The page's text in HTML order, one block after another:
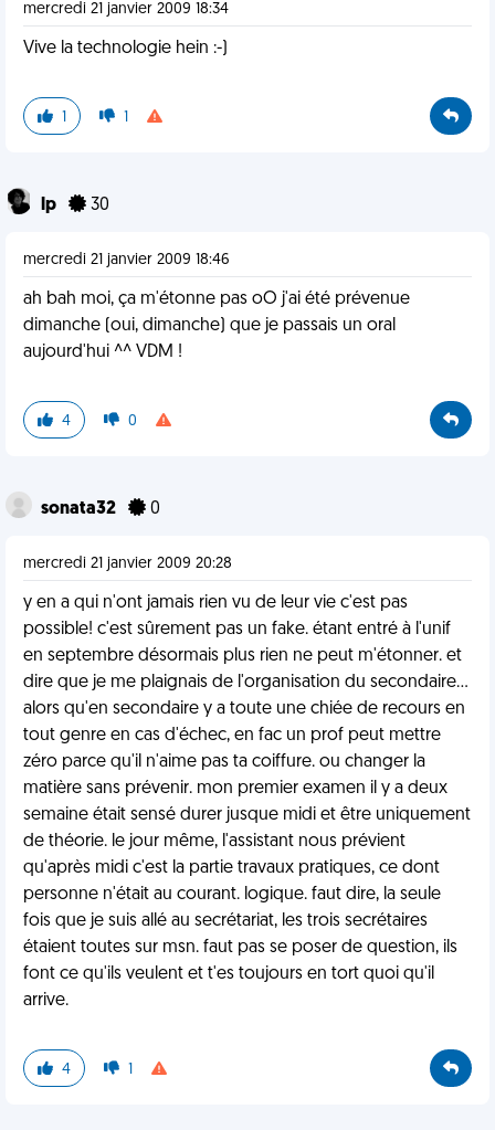
mercredi 21 janvier 2009 18:34
Vive la technologie hein :-)
1 1
lp 30
mercredi 21 janvier 2009 18:46
ah bah moi, ça m'étonne pas oO j'ai été prévenue
dimanche (oui, dimanche) que je passais un oral
aujourd'hui ^^ VDM !
4 0
sonata32 0
mercredi 21 janvier 2009 20:28
y en a qui n'ont jamais rien vu de leur vie c'est pas
possible! c'est sûrement pas un fake. étant entré à l'unif
en septembre désormais plus rien ne peut m'étonner. et
dire que je me plaignais de l'organisation du secondaire...
alors qu'en secondaire y a toute une chiée de recours en
tout genre en cas d'échec, en fac un prof peut mettre
zéro parce qu'il n'aime pas ta coiffure. ou changer la
matière sans prévenir. mon premier examen il y a deux
semaine était sensé durer jusque midi et être uniquement
de théorie. le jour même, l'assistant nous prévient
qu'après midi c'est la partie travaux pratiques, ce dont
personne n'était au courant. logique. faut dire, la seule
fois que je suis allé au secrétariat, les trois secrétaires
étaient toutes sur msn. faut pas se poser de question, ils
font ce qu'ils veulent et t'es toujours en tort quoi qu'il
arrive.
4 1